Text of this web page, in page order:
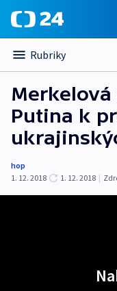
Rubriky
Putina k
hop
1. 12. 2018
1. 12. 2018 |